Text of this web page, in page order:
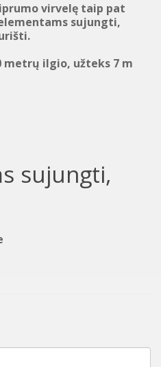
virvelę taip pat
sujungti,
metrų ilgio, užteks 7 m
sujungti,